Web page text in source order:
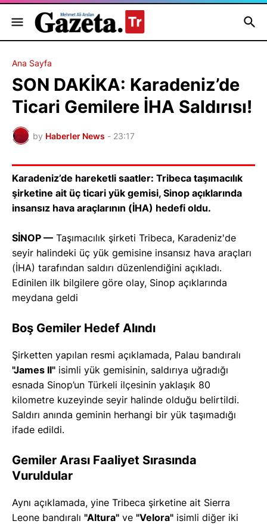
Ana Sayfa
SON DAKİKA: Karadeniz’de
Ticari Gemilere İHA Saldırısı!
by Haberler News - 23:17
Karadeniz’de hareketli saatler: Tribeca taşımacılık
şirketine ait üç ticari yük gemisi, Sinop açıklarında
insansız hava araçlarının (İHA) hedefi oldu.
SİNOP — Taşımacılık şirketi Tribeca, Karadeniz'de
seyir halindeki üç yük gemisine insansız hava araçları
(İHA) tarafından saldırı düzenlendiğini açıkladı.
Edinilen ilk bilgilere göre olay, Sinop açıklarında
meydana geldi
Boş Gemiler Hedef Alındı
Şirketten yapılan resmi açıklamada, Palau bandıralı
"James II" isimli yük gemisinin, saldırıya uğradığı
esnada Sinop’un Türkeli ilçesinin yaklaşık 80
kilometre kuzeyinde seyir halinde olduğu belirtildi.
Saldırı anında geminin herhangi bir yük taşımadığı
ifade edildi.
Gemiler Arası Faaliyet Sırasında
Vuruldular
Aynı açıklamada, yine Tribeca şirketine ait Sierra
Leone bandıralı "Altura" ve "Velora" isimli diğer iki